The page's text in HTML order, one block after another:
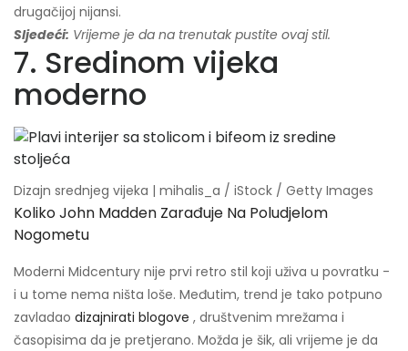
drugačijoj nijansi.
Sljedeći: Vrijeme je da na trenutak pustite ovaj stil.
7. Sredinom vijeka
moderno
Dizajn srednjeg vijeka | mihalis_a / iStock / Getty Images
Koliko John Madden Zarađuje Na Poludjelom
Nogometu
Moderni Midcentury nije prvi retro stil koji uživa u povratku -
i u tome nema ništa loše. Međutim, trend je tako potpuno
zavladao dizajnirati blogove , društvenim mrežama i
časopisima da je pretjerano. Možda je šik, ali vrijeme je da